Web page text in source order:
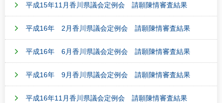
平成15年11月香川県議会定例会 請願陳情審査結果
平成16年 2月香川県議会定例会 請願陳情審査結果
平成16年 6月香川県議会定例会 請願陳情審査結果
平成16年 9月香川県議会定例会 請願陳情審査結果
平成16年11月香川県議会定例会 請願陳情審査結果